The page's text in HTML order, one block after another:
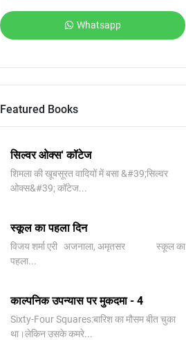
Whatsapp
Featured Books
सिल्वर ओक्स' कॉटेज
शिमला की खूबसूरत वादियों में बसा &#39;सिल्वर
ओक्स&#39; कॉटेज...
स्कूल का पहला दिन
विजय शर्मा एरी अजनाला, अमृतसर स्कूल का
पहला...
काल्पनिक उपन्यास पर मुकदमा - 4
Sixty-Four Squares:बारिश का मौसम बीत चुका
था।लेकिन उसके कमरे...